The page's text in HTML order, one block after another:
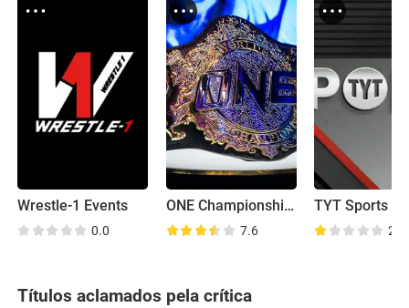
Wrestle-1 Events
0.0
ONE Championship MMA
7.6
TYT Sports
2.0
Títulos aclamados pela crítica